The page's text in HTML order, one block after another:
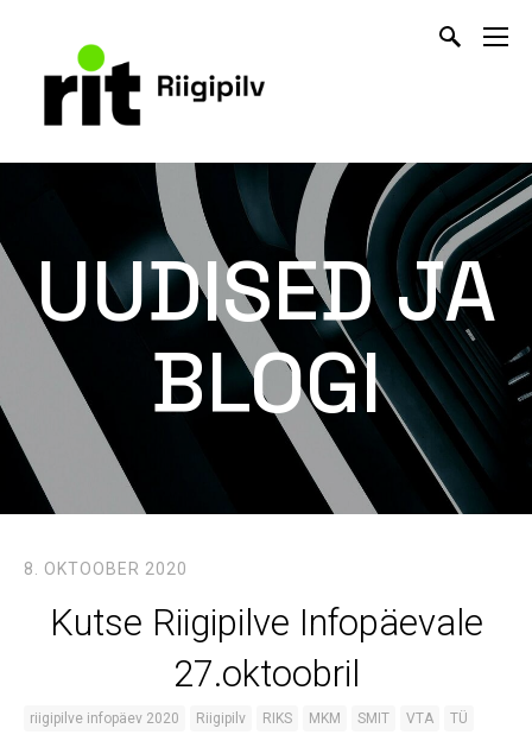
UUDISED JA
BLOGI
8. OKTOOBER 2020
Kutse Riigipilve Infopäevale
27.oktoobril
riigipilve infopäev 2020 Riigipilv RIKS MKM SMIT VTA TÜ